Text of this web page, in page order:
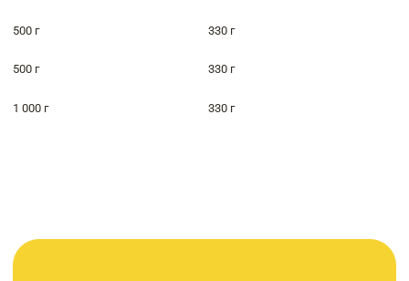
500 г 330 г
500 г 330 г
1 000 г 330 г